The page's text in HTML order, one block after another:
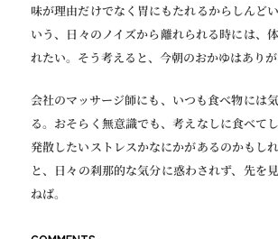
味が理由だけでなく胃にもたれるからしんど
いう、日々のノイズから離れられる時には、
れたい。そう考えると、今朝のおかゆはありが
会社のマッサージ師にも、いつも食べ物には
る。おそらく無意識でも、考えなしに食べて
発散したいストレスかなにかがあるのかもし
と、日々の刹那的な気分に惑わされず、先を
ねば。